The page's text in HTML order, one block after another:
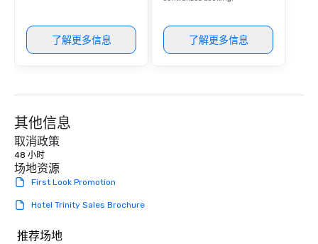
了解更多信息 了解更多信息
其他信息
取消政策
48 小时
场地资源
First Look Promotion
Hotel Trinity Sales Brochure
推荐场地